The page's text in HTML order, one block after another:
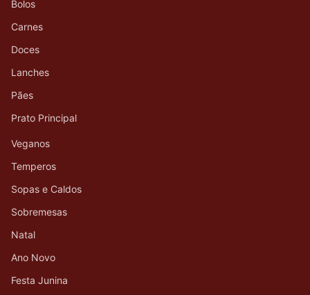
Bolos
Carnes
Doces
Lanches
Pães
Prato Principal
Veganos
Temperos
Sopas e Caldos
Sobremesas
Natal
Ano Novo
Festa Junina